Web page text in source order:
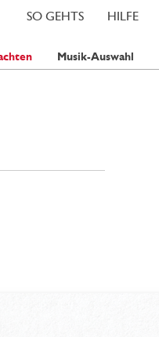
HILFE
SO GEHTS
Musik-Auswahl